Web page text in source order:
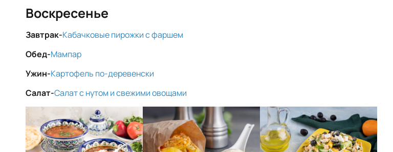
Воскресенье
Завтрак-Кабачковые пирожки с фаршем
Обед-Мампар
Ужин-Картофель по-деревенски
Салат-Салат с нутом и свежими овощами